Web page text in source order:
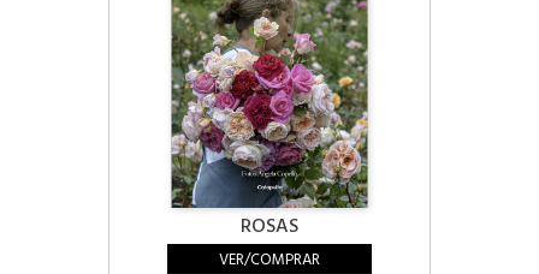
ROSAS
VER/COMPRAR